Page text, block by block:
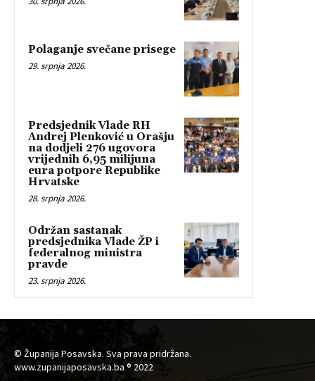
Polaganje svečane prisege
29. srpnja 2026.
Predsjednik Vlade RH
Andrej Plenković u Orašju
na dodjeli 276 ugovora
vrijednih 6,95 milijuna
eura potpore Republike
Hrvatske
28. srpnja 2026.
Održan sastanak
predsjednika Vlade ŽP i
federalnog ministra
pravde
23. srpnja 2026.
© Županija Posavska. Sva prava pridržana.
www.zupanijaposavska.ba ® 2022